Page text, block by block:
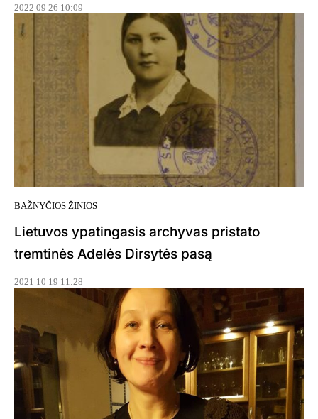
2022 09 26 10:09
BAŽNYČIOS ŽINIOS
Lietuvos ypatingasis archyvas pristato
tremtinės Adelės Dirsytės pasą
2021 10 19 11:28